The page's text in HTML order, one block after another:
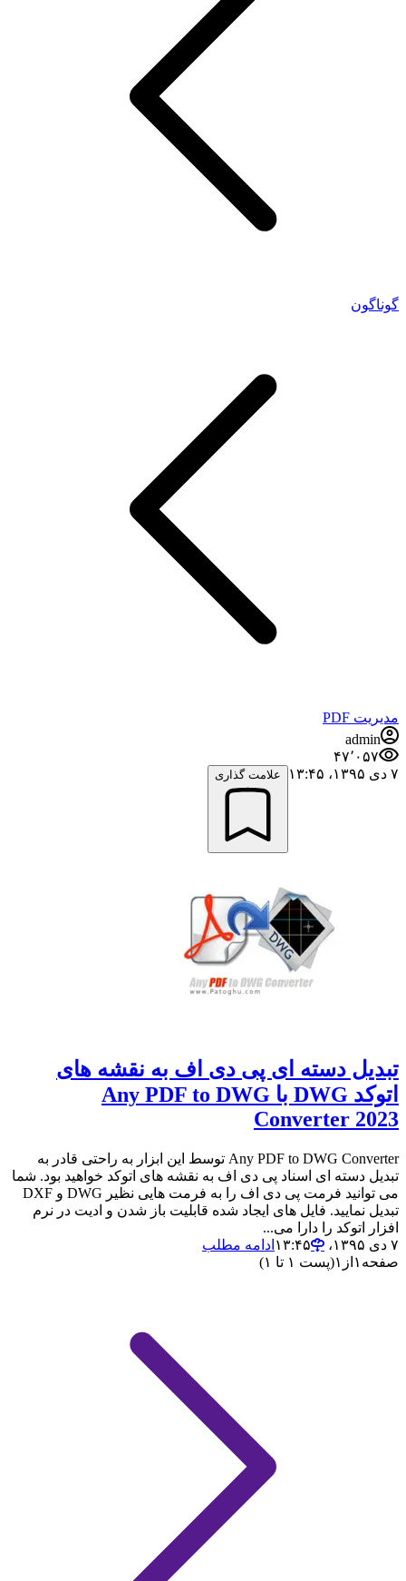
گوناگون
مدیریت PDF
admin
۴۷٬۰۵۷
۷ دی ۱۳۹۵،‏ ۱۳:۴۵
علامت گذاری
تبدیل دسته ای پی دی اف به نقشه های
اتوکد DWG با Any PDF to DWG
Converter 2023
Any PDF to DWG Converter توسط این ابزار به راحتی قادر به
تبدیل دسته ای اسناد پی دی اف به نقشه های اتوکد خواهید بود. شما
می توانید فرمت پی دی اف را به فرمت هایی نظیر DWG و DXF
تبدیل نمایید. فایل های ایجاد شده قابلیت باز شدن و ادیت در نرم
افزار اتوکد را دارا می...
۷ دی ۱۳۹۵،‏ ۱۳:۴۵
ادامه مطلب
صفحه ۱ از ۱(پست ۱ تا ۱)